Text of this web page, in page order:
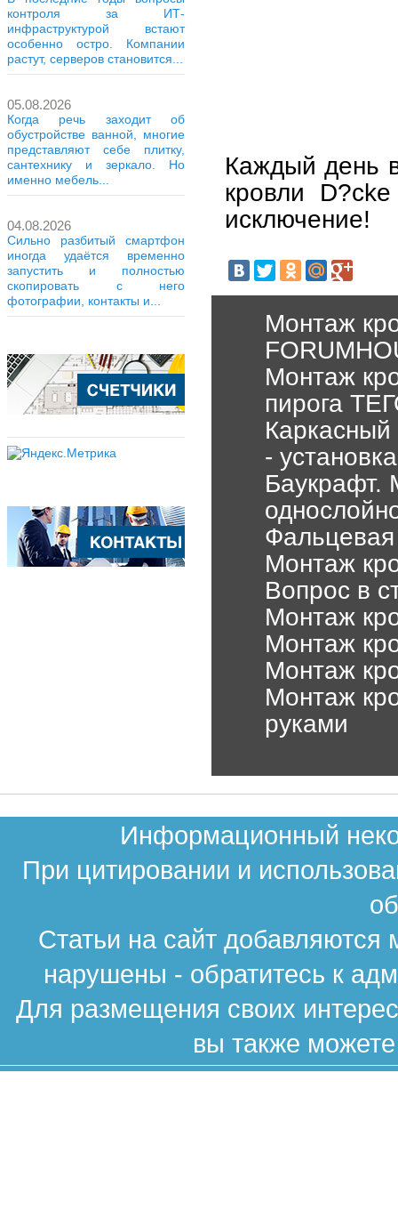
контроля за ИТ-
инфраструктурой встают
особенно остро. Компании
растут, серверов становится...
05.08.2026
Когда речь заходит об
обустройстве ванной, многие
представляют себе плитку,
сантехнику и зеркало. Но
именно мебель...
04.08.2026
Сильно разбитый смартфон
иногда удаётся временно
запустить и полностью
скопировать с него
фотографии, контакты и...
Каждый день
кровли
исключение!
Монтаж
Монтаж
пирога
-
Баукрафт.
Монтаж
Вопрос в
Монтаж
Монтаж
Монтаж
Монтаж
руками
Информационный
При цитировании и
Статьи на сайт
нарушены - обратитесь к
Для размещения своих
вы также